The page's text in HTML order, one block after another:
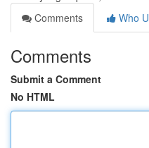
Comments
Who
Comments
Submit a Comment
No HTML